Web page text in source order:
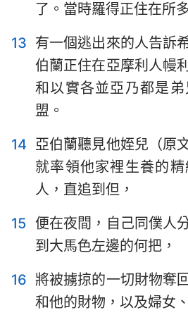
1 2 3
15
16 17 18
29
30 31 32
了。當時羅得正住在所
13 有一個逃出來的人告訴
伯蘭正住在亞摩利人幔
和以實各並亞乃都是
盟。
14 亞伯蘭聽見他姪兒（原
就率領他家裡生養的
人，直追到但，
15 便在夜間，自己同僕人
到大馬色左邊的何把，
16 將被擄掠的一切財物奪
和他的財物，以及婦女